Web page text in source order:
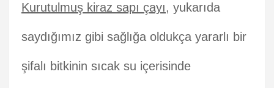
Kurutulmuş kiraz sapı çayı, yukarıda
saydığımız gibi sağlığa oldukça yararlı bir
şifalı bitkinin sıcak su içerisinde